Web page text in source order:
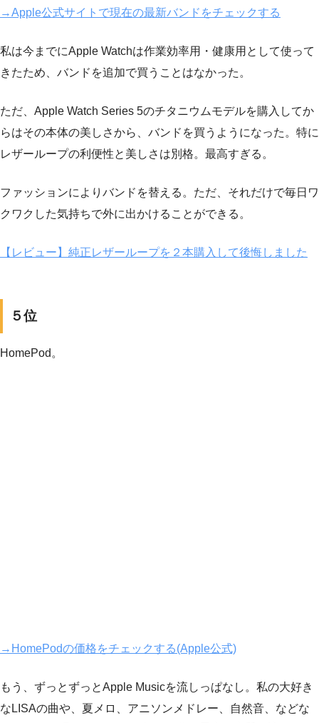
→Apple公式サイトで現在の最新バンドをチェックする
私は今までにApple Watchは作業効率用・健康用として使って
きたため、バンドを追加で買うことはなかった。
ただ、Apple Watch Series 5のチタニウムモデルを購入してか
らはその本体の美しさから、バンドを買うようになった。特に
レザーループの利便性と美しさは別格。最高すぎる。
ファッションによりバンドを替える。ただ、それだけで毎日ワ
クワクした気持ちで外に出かけることができる。
【レビュー】純正レザーループを２本購入して後悔しました
５位
HomePod。
→HomePodの価格をチェックする(Apple公式)
もう、ずっとずっとApple Musicを流しっぱなし。私の大好き
なLISAの曲や、夏メロ、アニソンメドレー、自然音、などな